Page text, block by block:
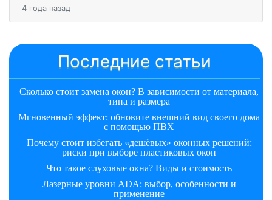
4 года назад
Последние статьи
Сколько стоит замена окон? В зависимости от материала,
типа и размера
Мгновенный эффект: обновите внешний вид своего дома
с помощью ПВХ
Почему стоит избегать «дешёвых» оконных решений:
риски при выборе пластиковых окон
Что такое слуховые окна? Виды и стоимость
Лазерные уровни ADA: выбор, особенности и
применение